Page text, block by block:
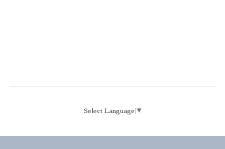
Select Language ▼